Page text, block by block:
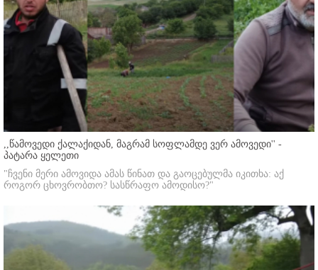
,,წამოვედი ქალაქიდან, მაგრამ სოფლამდე ვერ ამოვედი'' -
პატარა ყელეთი
"ჩვენი მერი ამოვიდა ამას წინათ და გაოცებულმა იკითხა: აქ
როგორ ცხოვრობთო? სასწრაფო ამოდისო?"